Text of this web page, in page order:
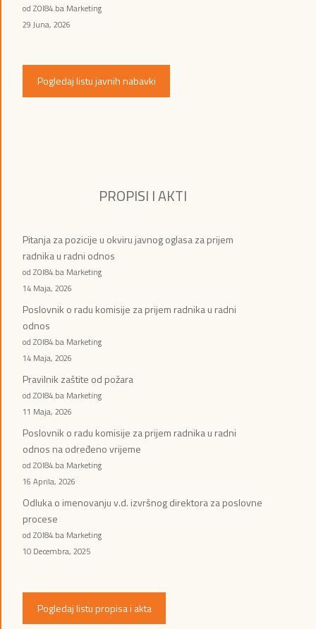
od ZOI84.ba Marketing
29 Juna, 2026
Pogledaj listu javnih nabavki
PROPISI I AKTI
Pitanja za pozicije u okviru javnog oglasa za prijem
radnika u radni odnos
od ZOI84.ba Marketing
14 Maja, 2026
Poslovnik o radu komisije za prijem radnika u radni
odnos
od ZOI84.ba Marketing
14 Maja, 2026
Pravilnik zaštite od požara
od ZOI84.ba Marketing
11 Maja, 2026
Poslovnik o radu komisije za prijem radnika u radni
odnos na određeno vrijeme
od ZOI84.ba Marketing
16 Aprila, 2026
Odluka o imenovanju v.d. izvršnog direktora za poslovne
procese
od ZOI84.ba Marketing
10 Decembra, 2025
Pogledaj listu propisa i akta